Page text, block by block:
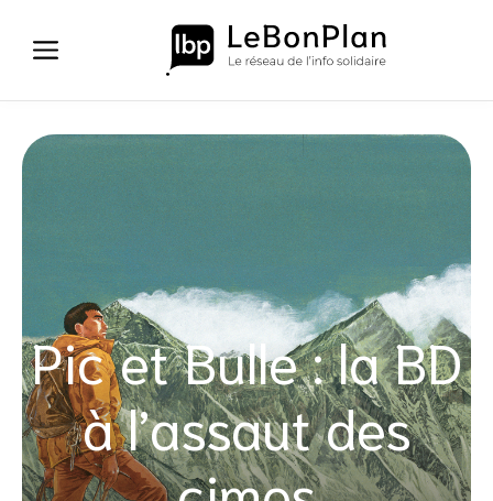
contenu
Pic et Bulle : la BD
à l’assaut des